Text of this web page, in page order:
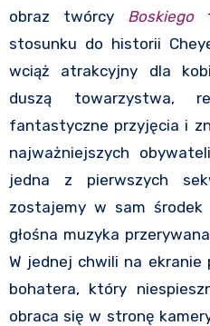
obraz twórcy Boskiego
stosunku do historii
wciąż atrakcyjny dla
duszą towarzystwa,
fantastyczne przyjęcia i
najważniejszych
jedna z pierwszych
zostajemy w sam
głośna muzyka
W jednej chwili na
bohatera, który
obraca się w stronę